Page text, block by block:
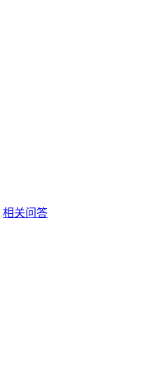
相关问答